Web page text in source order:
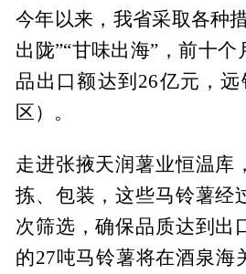
今年以来，我省采取各种
出陇”“甘味出海”，前十
品出口额达到26亿元，
区）。
走进张掖天润薯业恒温库
拣、包装，这些马铃薯经
次筛选，确保品质达到出
的27吨马铃薯将在酒泉海